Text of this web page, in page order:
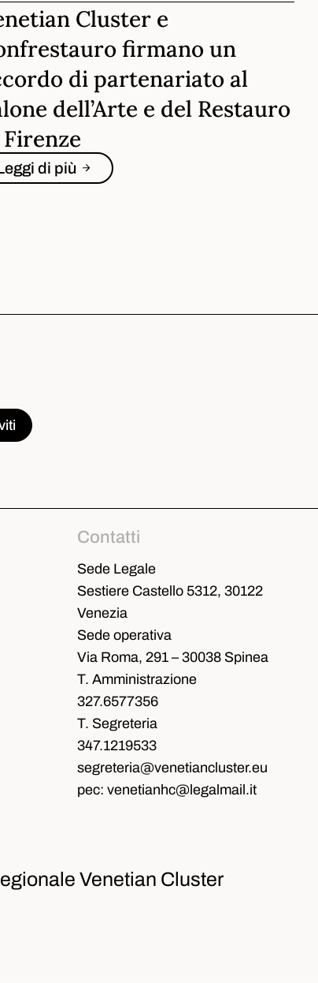
Cluster e
firmano un
di partenariato al
dell’Arte e del Restauro
di più
Contatti
Sede Legale
Sestiere Castello 5312, 30122
Venezia
Sede operativa
Via Roma, 291 – 30038 Spinea
T. Amministrazione
327.6577356
T. Segreteria
347.1219533
segreteria@venetiancluster.eu
pec:venetianhc@legalmail.it
Venetian Cluster